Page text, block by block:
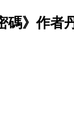
碼》作者